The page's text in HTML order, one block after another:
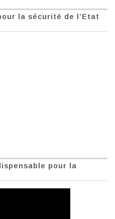
la sécurité de l’Etat
pour la